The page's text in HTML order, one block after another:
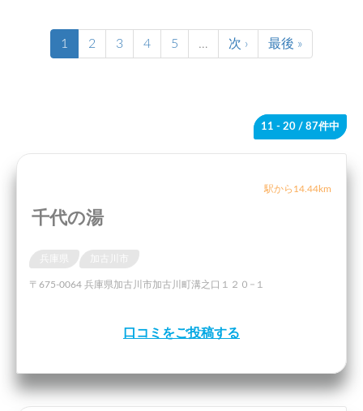
1 2 3 4 5 … 次 › 最後 »
11 - 20 / 87件中
駅から14.44km
千代の湯
〒675-0064 兵庫県加古川市加古川町溝之口１２０−１
口コミをご投稿する